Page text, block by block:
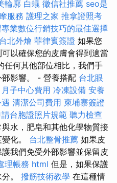
輪廓 白蟻 徵信社推薦 seo是
服務 護理之家 推拿證照考
業數位行銷技巧的最佳選擇
台北外燴 菲律賓簽證 如果您
以確保您的皮膚會得到適當
任何其他部位相比，我們手
影響。 - 營養搭配 台北眼
月子中心費用 冷凍設備 安養
清潔公司費用 柬埔寨簽證
請台胞證照片規範 聽力檢查
水，肥皂和其他化學物質接
化。 台北整骨推薦 如果皮
我們免受外部影響並保留皮
理帳務 html 但是，如果保護
。 撥筋技術教學 在這種情